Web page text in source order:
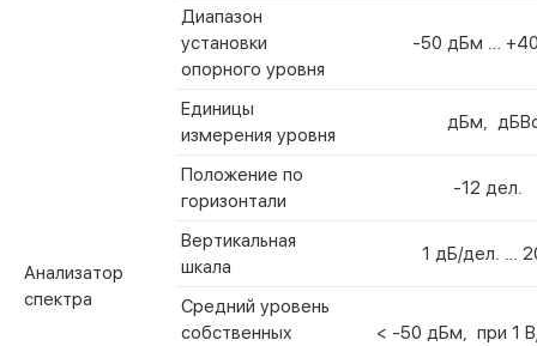
Анализатор
спектра
Диапазон
установки
опорного уровня
-50 дБм …
Единицы
измерения уровня
дБм,
Положение по
горизонтали
-12 дел.
Вертикальная
шкала
1 дБ/дел. …
Средний уровень
собственных
< -50 дБм, при 1